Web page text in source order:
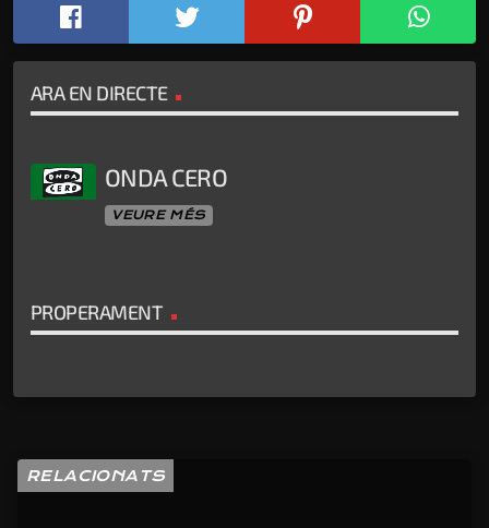
ARA EN DIRECTE
ONDA CERO
VEURE MÉS
PROPERAMENT
RELACIONATS